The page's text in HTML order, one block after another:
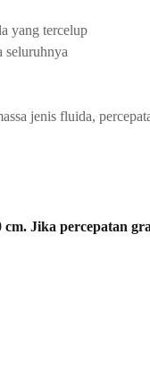
yang tercelup
seluruhnya
jenis fluida,
Jika percepatan